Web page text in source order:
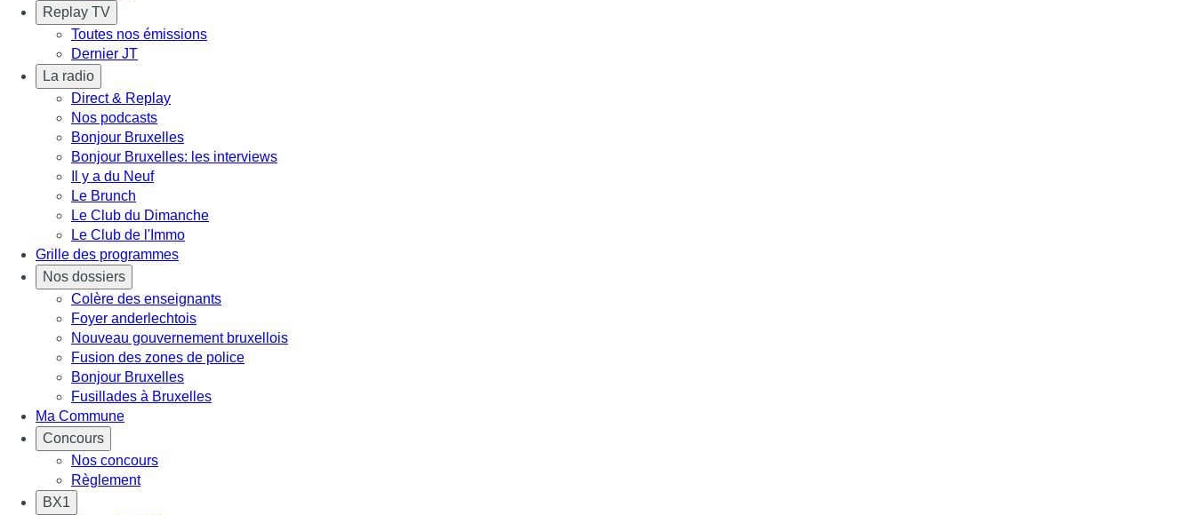
Replay TV
Toutes nos émissions
Dernier JT
La radio
Direct & Replay
Nos podcasts
Bonjour Bruxelles
Bonjour Bruxelles: les interviews
Il y a du Neuf
Le Brunch
Le Club du Dimanche
Le Club de l'Immo
Grille des programmes
Nos dossiers
Colère des enseignants
Foyer anderlechtois
Nouveau gouvernement bruxellois
Fusion des zones de police
Bonjour Bruxelles
Fusillades à Bruxelles
Ma Commune
Concours
Nos concours
Règlement
BX1